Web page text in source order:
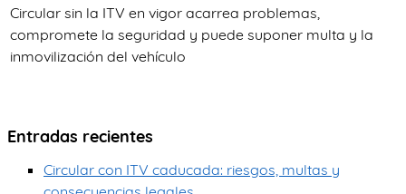
Circular sin la ITV en vigor acarrea problemas,
compromete la seguridad y puede suponer multa y la
inmovilización del vehículo
Entradas recientes
Circular con ITV caducada: riesgos, multas y